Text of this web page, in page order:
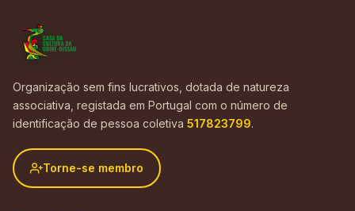
Organização sem fins lucrativos, dotada de natureza
associativa, registada em Portugal com o número de
identificação de pessoa coletiva 517823799.
Torne-se membro